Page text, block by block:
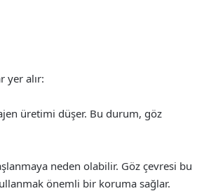
yer alır:
üretimi düşer. Bu durum, göz
neden olabilir. Göz çevresi bu
önemli bir koruma sağlar.